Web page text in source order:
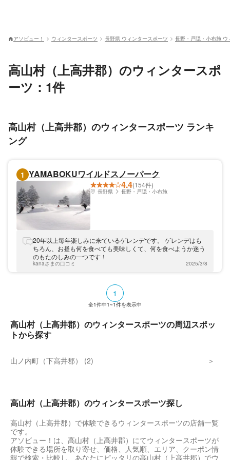
アソビュー！ ウィンタースポーツ 長野県 ウィンタースポーツ 長野・戸隠・小布施 ウ
高山村（上高井郡）のウィンタースポ
ーツ：1件
高山村（上高井郡）のウィンタースポーツ ランキ
ング
1 YAMABOKUワイルドスノーパーク
4.4(154件)
長野県 長野・戸隠・小布施
20年以上毎年楽しみに来ているゲレンデです。 ゲレンデはも
ちろん、お昼も何を食べても美味しくて、何を食べようか迷う
のもたのしみの一つです！
kanaさまの口コミ 2025/3/8
1
全1件中1~1件を表示中
高山村（上高井郡）のウィンタースポーツの周辺スポッ
トから探す
山ノ内町（下高井郡） (2)
高山村（上高井郡）のウィンタースポーツ探し
高山村（上高井郡）で体験できるウィンタースポーツの店舗一覧
です。
アソビュー！は、高山村（上高井郡）にてウィンタースポーツが
体験できる場所を取り寄せ、価格、人気順、エリア、クーポン情
報で検索・比較し、あなたにピッタリの高山村（上高井郡）でウ